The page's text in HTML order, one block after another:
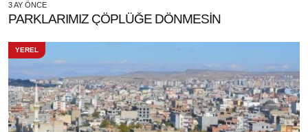
3 AY ÖNCE
PARKLARIMIZ ÇÖPLÜĞE DÖNMESİN
YEREL